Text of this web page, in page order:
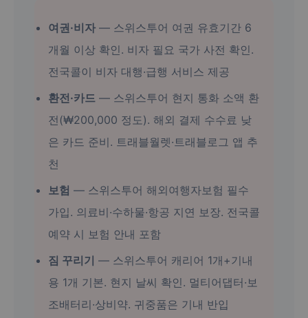
여권·비자 — 스위스투어 여권 유효기간 6
개월 이상 확인. 비자 필요 국가 사전 확인.
전국콜이 비자 대행·급행 서비스 제공
환전·카드 — 스위스투어 현지 통화 소액 환
전(₩200,000 정도). 해외 결제 수수료 낮
은 카드 준비. 트래블월렛·트래블로그 앱 추
천
보험 — 스위스투어 해외여행자보험 필수
가입. 의료비·수하물·항공 지연 보장. 전국콜
예약 시 보험 안내 포함
짐 꾸리기 — 스위스투어 캐리어 1개+기내
용 1개 기본. 현지 날씨 확인. 멀티어댑터·보
조배터리·상비약. 귀중품은 기내 반입